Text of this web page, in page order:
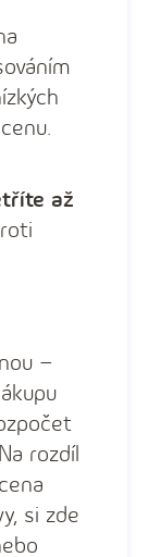
až
–
rozdíl
si zde